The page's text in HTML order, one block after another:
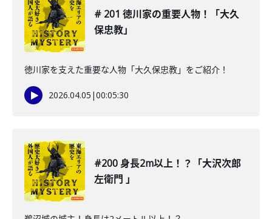
# 201 徳川家の重要人物！「大久
保忠教」
徳川家を支えた重要な人物「大久保忠教」をご紹介！
2026.04.05 |00:05:30
#200 身長2m以上！？「大沢次郎
左衛門 」